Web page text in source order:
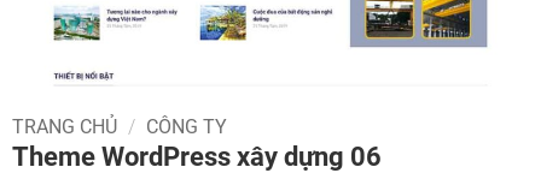
TRANG CHỦ / CÔNG TY
Theme WordPress xây dựng 06